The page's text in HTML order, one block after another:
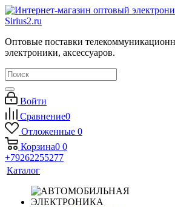
Оптовые поставки
электроники, аксессуаров.
Войти
Сравнение0
Отложенные 0
Корзина0 0
+79262255277
Каталог